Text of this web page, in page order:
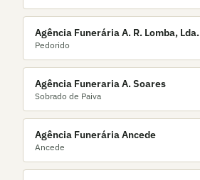
Agência Funerária A. R. Lomba, Lda.
Pedorido
Agência Funeraria A. Soares
Sobrado de Paiva
Agência Funerária Ancede
Ancede